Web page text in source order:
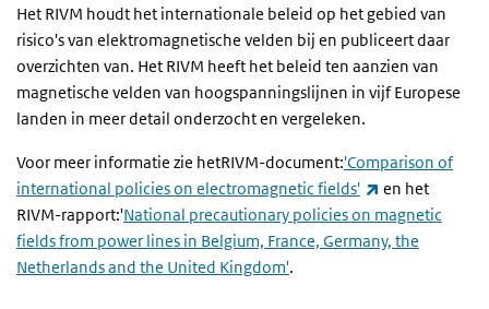
Het RIVM houdt het internationale beleid op het gebied van
risico's van elektromagnetische velden bij en publiceert daar
overzichten van. Het RIVM heeft het beleid ten aanzien van
magnetische velden van hoogspanningslijnen in vijf Europese
landen in meer detail onderzocht en vergeleken.
Voor meer informatie zie hetRIVM-document:'Comparison of
international policies on electromagnetic fields' (externe link)
en het
RIVM-rapport:'National precautionary policies on magnetic
fields from power lines in Belgium, France, Germany, the
Netherlands and the United Kingdom'.